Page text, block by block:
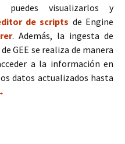
visualizarlos y
de scripts de Engine
. Además, la ingesta de
GEE se realiza de manera
a la información en
datos actualizados hasta
mejores colecciones de